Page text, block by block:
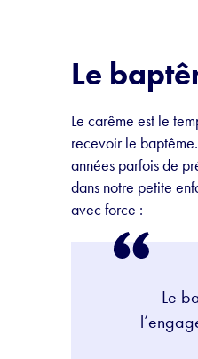
Le
Le carême est le
recevoir le
années parfois de
dans notre petite
avec force :
Le